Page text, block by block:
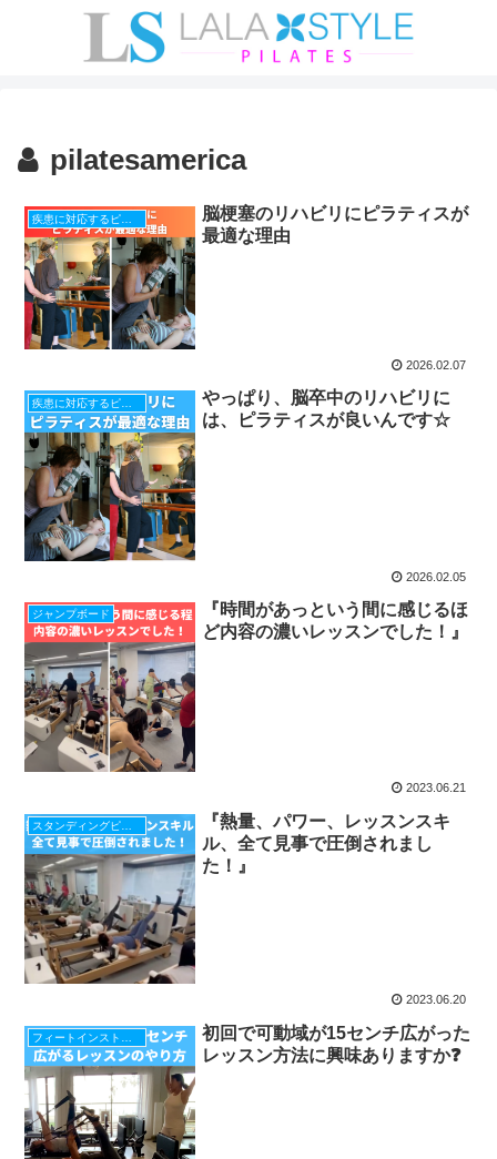
pilatesamerica
疾患に対応するピラティス
脳梗塞のリハビリにピラティスが
最適な理由
2026.02.07
疾患に対応するピラティス
やっぱり、脳卒中のリハビリに
は、ピラティスが良いんです☆
2026.02.05
ジャンプボード
『時間があっという間に感じるほ
ど内容の濃いレッスンでした！』
2023.06.21
スタンディングピラティス
『熱量、パワー、レッスンスキ
ル、全て見事で圧倒されまし
た！』
2023.06.20
初回で可動域が15センチ広がった
レッスン方法に興味ありますか❓